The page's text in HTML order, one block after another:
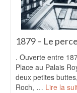
1879 – Le
. Ouverte entre
Place au Palais
deux petites
Roch, … Lire la